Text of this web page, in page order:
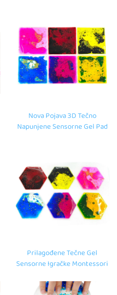
Nova Pojava 3D Tečno
Napunjene Sensorne Gel Pad
Prilagođene Tečne Gel
Sensorne Igračke Montessori
Igračke Za Autističnu Dječinu